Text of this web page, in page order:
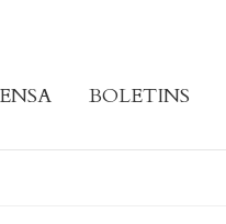
BOLETINS